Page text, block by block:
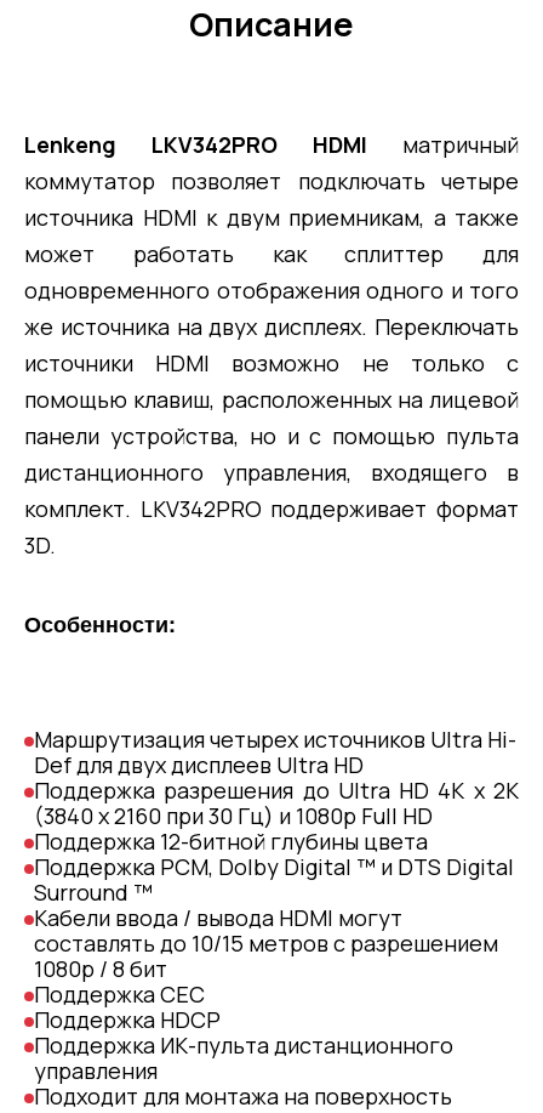
Описание
Lenkeng LKV342PRO HDMI матричный
коммутатор позволяет подключать четыре
источника HDMI к двум приемникам, а также
может работать как сплиттер для
одновременного отображения одного и того
же источника на двух дисплеях. Переключать
источники HDMI возможно не только с
помощью клавиш, расположенных на лицевой
панели устройства, но и с помощью пульта
дистанционного управления, входящего в
комплект. LKV342PRO поддерживает формат
3D.
Особенности:
Маршрутизация четырех источников Ultra Hi-
Def для двух дисплеев Ultra HD
Поддержка разрешения до Ultra HD 4K x 2K
(3840 x 2160 при 30 Гц) и 1080p Full HD
Поддержка 12-битной глубины цвета
Поддержка PCM, Dolby Digital ™ и DTS Digital
Surround ™
Кабели ввода / вывода HDMI могут
составлять до 10/15 метров с разрешением
1080p / 8 бит
Поддержка CEC
Поддержка HDCP
Поддержка ИК-пульта дистанционного
управления
Подходит для монтажа на поверхность